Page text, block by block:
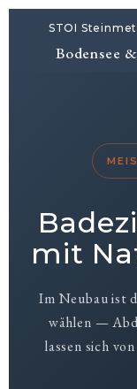
STOI
Bodensee
mit
Im Neubau ist
wählen —
lassen sich